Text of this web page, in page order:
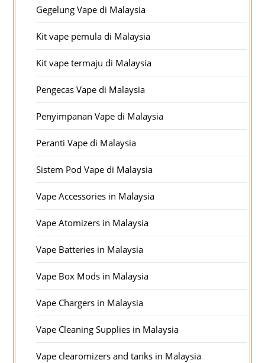
Gegelung Vape di Malaysia
Kit vape pemula di Malaysia
Kit vape termaju di Malaysia
Pengecas Vape di Malaysia
Penyimpanan Vape di Malaysia
Peranti Vape di Malaysia
Sistem Pod Vape di Malaysia
Vape Accessories in Malaysia
Vape Atomizers in Malaysia
Vape Batteries in Malaysia
Vape Box Mods in Malaysia
Vape Chargers in Malaysia
Vape Cleaning Supplies in Malaysia
Vape clearomizers and tanks in Malaysia